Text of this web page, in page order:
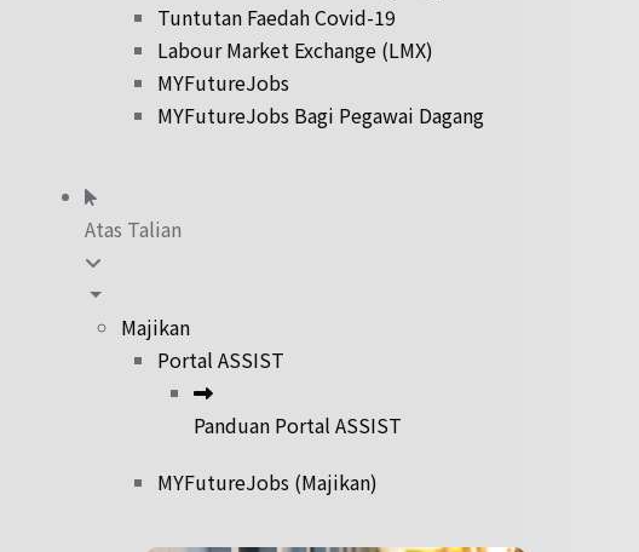
Tuntutan Faedah Covid-19
Labour Market Exchange (LMX)
MYFutureJobs
MYFutureJobs Bagi Pegawai Dagang
Atas Talian
Majikan
Portal ASSIST
Panduan Portal ASSIST
MYFutureJobs (Majikan)